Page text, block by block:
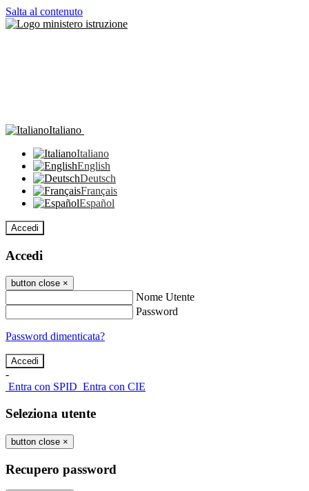
Salta al contenuto
Italiano
Italiano
English
Deutsch
Français
Español
Accedi
Accedi
button close ×
Nome Utente
Password
Password dimenticata?
-
Entra con SPID Entra con CIE
Seleziona utente
button close ×
Recupero password